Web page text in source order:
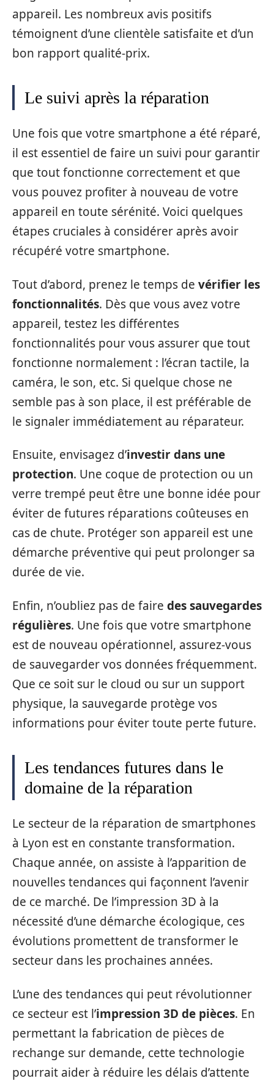
appareil. Les nombreux avis positifs
témoignent d’une clientèle satisfaite et d’un
bon rapport qualité-prix.
Le suivi après la réparation
Une fois que votre smartphone a été réparé,
il est essentiel de faire un suivi pour garantir
que tout fonctionne correctement et que
vous pouvez profiter à nouveau de votre
appareil en toute sérénité. Voici quelques
étapes cruciales à considérer après avoir
récupéré votre smartphone.
Tout d’abord, prenez le temps de vérifier les
fonctionnalités. Dès que vous avez votre
appareil, testez les différentes
fonctionnalités pour vous assurer que tout
fonctionne normalement : l’écran tactile, la
caméra, le son, etc. Si quelque chose ne
semble pas à son place, il est préférable de
le signaler immédiatement au réparateur.
Ensuite, envisagez d’investir dans une
protection. Une coque de protection ou un
verre trempé peut être une bonne idée pour
éviter de futures réparations coûteuses en
cas de chute. Protéger son appareil est une
démarche préventive qui peut prolonger sa
durée de vie.
Enfin, n’oubliez pas de faire des sauvegardes
régulières. Une fois que votre smartphone
est de nouveau opérationnel, assurez-vous
de sauvegarder vos données fréquemment.
Que ce soit sur le cloud ou sur un support
physique, la sauvegarde protège vos
informations pour éviter toute perte future.
Les tendances futures dans le
domaine de la réparation
Le secteur de la réparation de smartphones
à Lyon est en constante transformation.
Chaque année, on assiste à l’apparition de
nouvelles tendances qui façonnent l’avenir
de ce marché. De l’impression 3D à la
nécessité d’une démarche écologique, ces
évolutions promettent de transformer le
secteur dans les prochaines années.
L’une des tendances qui peut révolutionner
ce secteur est l’impression 3D de pièces. En
permettant la fabrication de pièces de
rechange sur demande, cette technologie
pourrait aider à réduire les délais d’attente